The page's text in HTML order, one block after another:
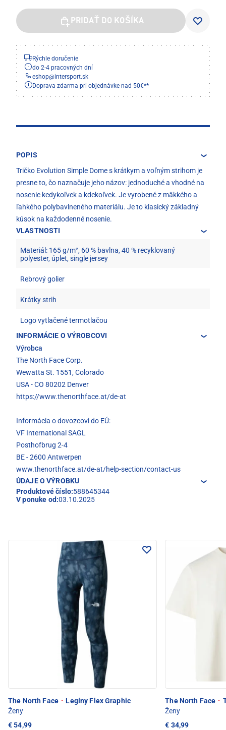
PRIDAŤ DO KOŠÍKA
Rýchle doručenie
do 2-4 pracovných dní
eshop@intersport.sk
Doprava zdarma pri objednávke nad 50€**
POPIS
Tričko Evolution Simple Dome s krátkym a voľným strihom je
presne to, čo naznačuje jeho názov: jednoduché a vhodné na
nosenie kedykoľvek a kdekoľvek. Je vyrobené z mäkkého a
ľahkého polybavlneného materiálu. Je to klasický základný
kúsok na každodenné nosenie.
VLASTNOSTI
Materiál: 165 g/m², 60 % bavlna, 40 % recyklovaný
polyester, úplet, single jersey
Rebrový golier
Krátky strih
Logo vytlačené termotlačou
INFORMÁCIE O VÝROBCOVI
Výrobca
The North Face Corp.
Wewatta St. 1551, Colorado
USA - CO 80202 Denver
https://www.thenorthface.at/de-at
Informácia o dovozcovi do EÚ:
VF International SAGL
Posthofbrug 2-4
BE - 2600 Antwerpen
www.thenorthface.at/de-at/help-section/contact-us
ÚDAJE O VÝROBKU
Produktové číslo:588645344
V ponuke od:03.10.2025
The North Face · Legíny Flex Graphic
Ženy
€ 54,99
The North Face ·
Ženy
€ 34,99